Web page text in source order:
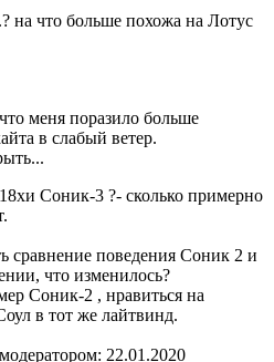
на что больше похожа на Лотус
меня поразило больше
в слабый ветер.
Соник-3 ?- сколько примерно
сравнение поведения Соник 2 и
что изменилось?
Соник-2 , нравиться на
в тот же лайтвинд.
22.01.2020